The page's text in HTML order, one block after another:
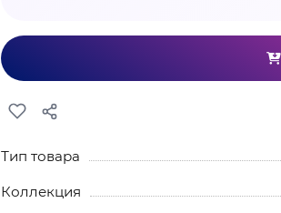
Тип товара
Коллекция